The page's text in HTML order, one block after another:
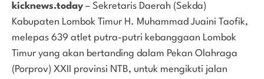
kicknews.today – Sekretaris Daerah (Sekda)
Kabupaten Lombok Timur H. Muhammad Juaini Taofik,
melepas 639 atlet putra-putri kebanggaan Lombok
Timur yang akan bertanding dalam Pekan Olahraga
(Porprov) XXII provinsi NTB, untuk mengikuti jalan